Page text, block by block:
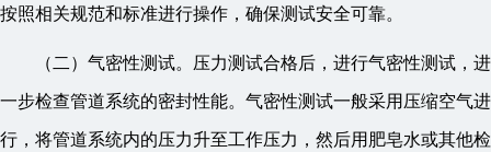
按照相关规范和标准进行操作，确保测试安全可靠。
（二）气密性测试。压力测试合格后，进行气密性测试，进
一步检查管道系统的密封性能。气密性测试一般采用压缩空气进
行，将管道系统内的压力升至工作压力，然后用肥皂水或其他检